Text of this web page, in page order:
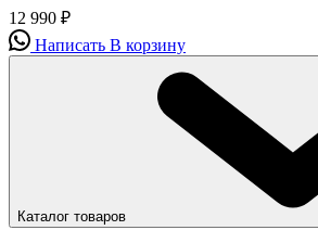
12 990 ₽
Написать В корзину
Каталог товаров